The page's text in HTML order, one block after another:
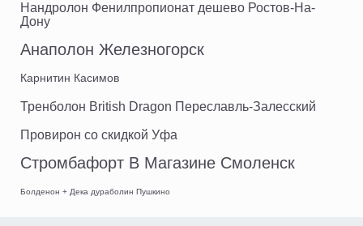
Нандролон Фенилпропионат дешево Ростов-На-
Дону
Анаполон Железногорск
Карнитин Касимов
Тренболон British Dragon Переславль-Залесский
Провирон со скидкой Уфа
Стромбафорт В Магазине Смоленск
Болденон + Дека дураболин Пушкино